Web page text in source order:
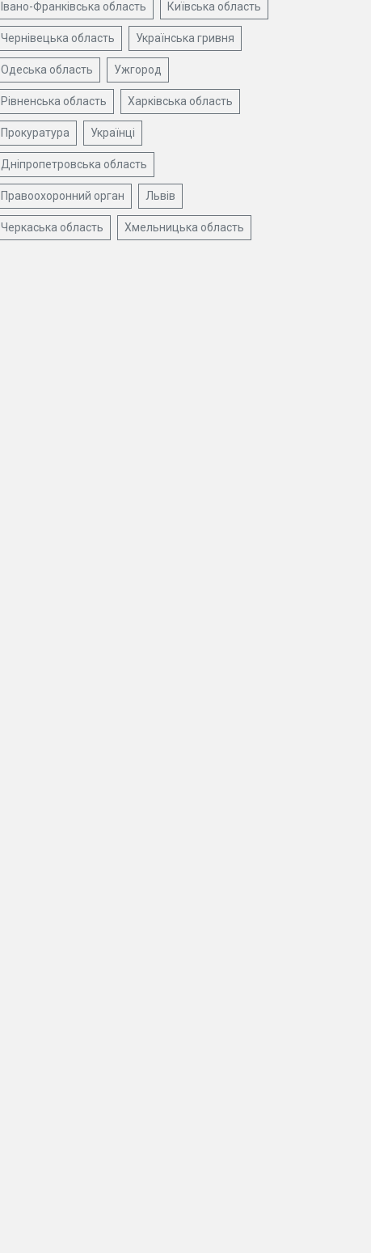
Івано-Франківська область Київська область
Чернівецька область Українська гривня
Одеська область Ужгород
Рівненська область Харківська область
Прокуратура Українці
Дніпропетровська область
Правоохоронний орган Львів
Черкаська область Хмельницька область